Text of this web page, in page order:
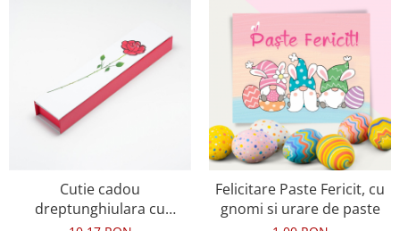
Cutie cadou
dreptunghiulara cu
Felicitare Paste Fericit, cu
gnomi si urare de paste